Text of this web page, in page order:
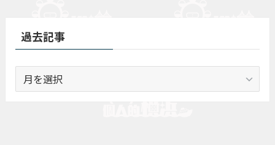
過去記事
去